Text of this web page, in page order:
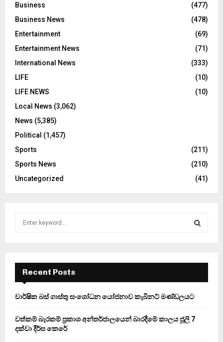
Business
(477)
Business News
(478)
Entertainment
(69)
Entertainment News
(71)
International News
(333)
LIFE
(10)
LIFE NEWS
(10)
Local News (3,062)
News (5,385)
Political (1,457)
Sports
(211)
Sports News
(210)
Uncategorized
(41)
f
r
E
A
Recent Posts
වාර්ෂික බස් ගාස්තු සංශෝධන යෝජනාව කැබිනට් මණ්ඩලයට
වත්කම් බැරකම් ප්‍රකාශ අන්තර්ජාලයෙන් බාරදීමේ කාලය ජූලි 7
දක්වා දීර්ඝ කෙරේ